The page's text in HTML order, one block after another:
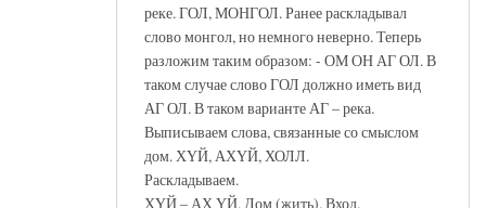
реке. ГОЛ, МОНГОЛ. Ранее раскладывал
слово монгол, но немного неверно. Теперь
разложим таким образом: - ОМ ОН АГ ОЛ. В
таком случае слово ГОЛ должно иметь вид
АГ ОЛ. В таком варианте АГ – река.
Выписываем слова, связанные со смыслом
дом. ХҮЙ, АХҮЙ, ХОЛЛ.
Раскладываем.
ХҮЙ – АХ ҮЙ. Дом (жить). Вход.